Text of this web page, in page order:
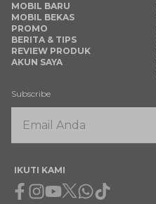
MOBIL BARU
MOBIL BEKAS
PROMO
BERITA & TIPS
REVIEW PRODUK
AKUN SAYA
Subscribe
IKUTI KAMI
Facebook
Instagram
Youtube
X Whatsapp
Tiktok